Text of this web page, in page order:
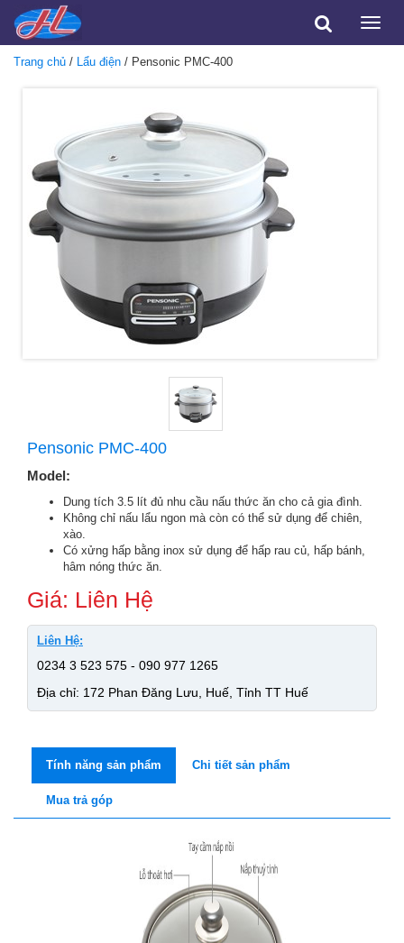
Toggle
Trang chủ / Lẩu điện / Pensonic PMC-400
Pensonic PMC-400
Model:
Dung tích 3.5 lít đủ nhu cầu nấu thức ăn cho cả gia đình.
Không chỉ nấu lẩu ngon mà còn có thể sử dụng để chiên,
xào.
Có xửng hấp bằng inox sử dụng để hấp rau củ, hấp bánh,
hâm nóng thức ăn.
Giá: Liên Hệ
Liên Hệ:
0234 3 523 575 - 090 977 1265
Địa chỉ: 172 Phan Đăng Lưu, Huế, Tỉnh TT Huế
Tính năng sản phẩm Chi tiết sản phẩm
Mua trả góp